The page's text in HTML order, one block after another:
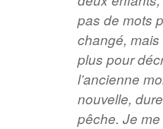
pas de mots
changé, mais
plus pour
l’ancienne
nouvelle,
pêche. Je